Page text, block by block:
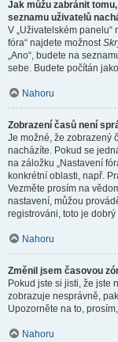
Jak můžu zabránit
seznamu uživatelů
V „Uživatelském panelu“
fóra“ najdete možnost
„Ano“, budete na
sebe. Budete počítán
Nahoru
Zobrazení časů není
Je možné, že zobrazený
nacházíte. Pokud se
na záložku „Nastavení
konkrétní oblasti, např.
Vezměte prosím na
nastavení, můžou
registrováni, toto je
Nahoru
Změnil jsem časovou
Pokud jste si jisti, že jste
zobrazuje nesprávně,
Upozorněte na to,
Nahoru